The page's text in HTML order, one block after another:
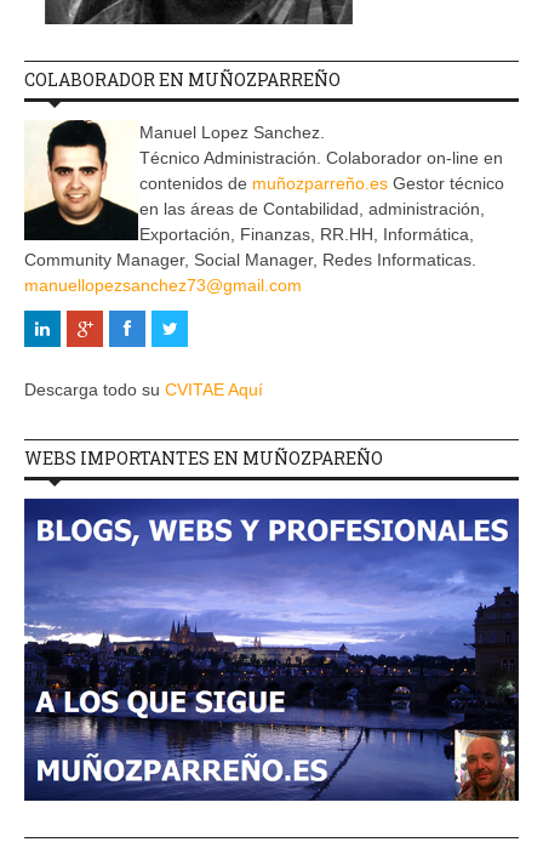
COLABORADOR EN MUÑOZPARREÑO
Manuel Lopez Sanchez.
Técnico Administración. Colaborador on-line en
contenidos de muñozparreño.es Gestor técnico
en las áreas de Contabilidad, administración,
Exportación, Finanzas, RR.HH, Informática,
Community Manager, Social Manager, Redes Informaticas.
manuellopezsanchez73@gmail.com
Descarga todo su CVITAE Aquí
WEBS IMPORTANTES EN MUÑOZPAREÑO